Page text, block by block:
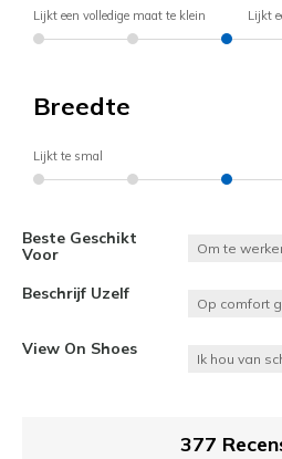
Lijkt een volledige maat te klein Lijkt
Breedte
Lijkt te smal
Beste Geschikt
Voor
Om te
Beschrijf Uzelf
Op comfort
View On Shoes
Ik hou van
377